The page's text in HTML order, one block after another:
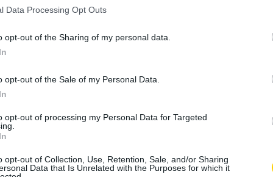
Data Processing Opt Outs
opt-out of the Sharing of my personal data.
opt-out of the Sale of my Personal Data.
opt-out of processing my Personal Data for Targeted
opt-out of Collection, Use, Retention, Sale, and/or Sharing
Data that Is Unrelated with the Purposes for which it
kellett szembenézniük: steril kórházak, pasztörizált
felületek. Ez a békés együttélés megszűnt hirtelen
a ’régi barátság’, támogatás nem tudott tovább fejlődni.
környezetben élünk, hanem az, hogy elkülönítettük,
mikroorganizmusoktól.